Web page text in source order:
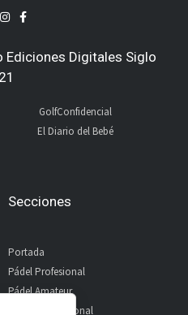
Digitales Siglo
21
GolfConfidencial
El Diario del Bebé
Secciones
Portada
Pádel Profesional
Pádel Amateur
Pádel Internacional